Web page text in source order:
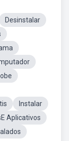
Desinstalar
Instalar
Aplicativos